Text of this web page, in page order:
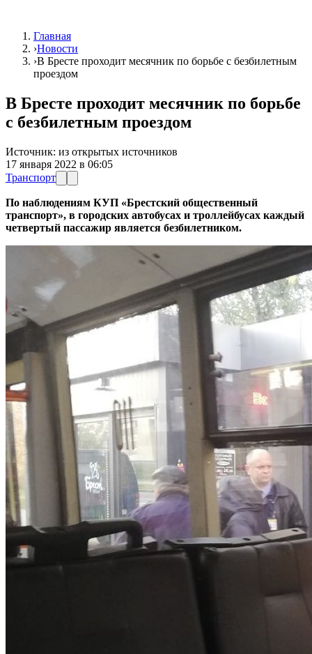
Главная
›Новости
›В Бресте проходит месячник по борьбе с безбилетным
проездом
В Бресте проходит месячник по борьбе
с безбилетным проездом
Источник: из открытых источников
17 января 2022 в 06:05
Транспорт
По наблюдениям КУП «Брестский общественный
транспорт», в городских автобусах и троллейбусах каждый
четвертый пассажир является безбилетником.